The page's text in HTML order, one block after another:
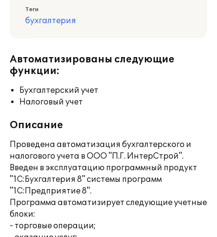
Теги
бухгалтерия
Автоматизированы следующие
функции:
Бухгалтерский учет
Налоговый учет
Описание
Проведена автоматизация бухгалтерского и
налогового учета в ООО "П.Г. ИнтерСтрой".
Введен в эксплуатацию программный продукт
"1С:Бухгалтерия 8" системы программ
"1С:Предприятие 8".
Программа автоматизирует следующие учетные
блоки:
- торговые операции;